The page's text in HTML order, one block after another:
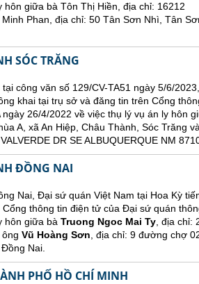
giữa bà Tôn Thị Hiền, địa chỉ: 16212
Phan, địa chỉ: 50 Tân Sơn Nhì, Tân
SÓC TRĂNG
công văn số 129/CV-TA51 ngày 5/6/
khai tại trụ sở và đăng tin trên Cổng
26/4/2022 về việc thụ lý vụ án ly hôn
A, xã An Hiệp, Châu Thành, Sóc Trăng
DR SE ALBUQUERQUE NM
ĐỒNG NAI
Đại sứ quán Việt Nam tại Hoa Kỳ
thông tin điện tử của Đại sứ quán
hôn giữa bà Truong Ngoc Mai Ty , địa chỉ:
ông Vũ Hoàng Sơn , địa chỉ: 9 đường chợ
Nai.
PHỐ HỒ CHÍ MINH